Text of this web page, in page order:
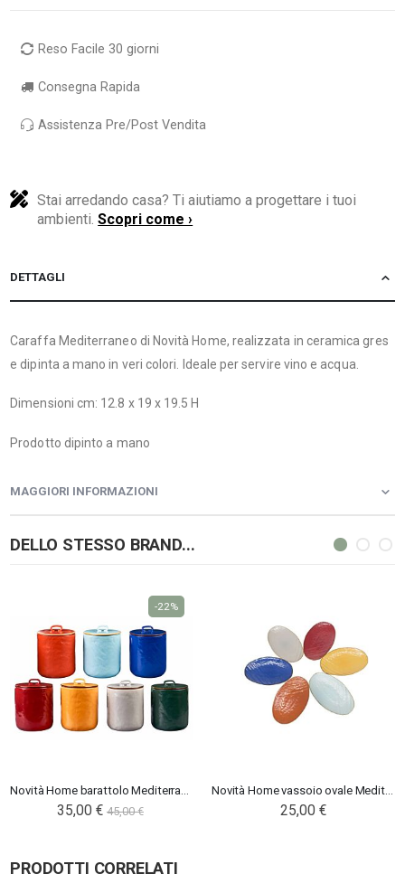
Reso Facile 30 giorni
Consegna Rapida
Assistenza Pre/Post Vendita
Stai arredando casa? Ti aiutiamo a progettare i tuoi
ambienti.Scopri come ›
DETTAGLI
Caraffa Mediterraneo di Novità Home, realizzata in ceramica gres
e dipinta a mano in veri colori. Ideale per servire vino e acqua.
Dimensioni cm: 12.8 x 19 x 19.5 H
Prodotto dipinto a mano
MAGGIORI INFORMAZIONI
DELLO STESSO BRAND...
35,00 € 45,00 €
-22%
Novità Home vassoio ovale Mediterraneo
25,00 €
PRODOTTI CORRELATI